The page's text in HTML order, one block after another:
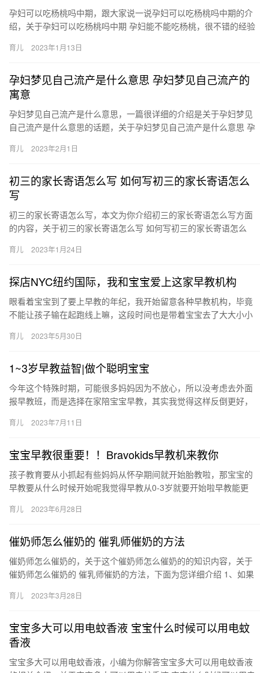
孕妇可以吃杨桃吗中期，跟大家说一说孕妇可以吃杨桃吗中期的介
绍，关于孕妇可以吃杨桃吗中期 孕妇能不能吃杨桃，很不错的经验
孕…
育儿 2023年1月13日
孕妇梦见自己流产是什么意思 孕妇梦见自己流产的
寓意
孕妇梦见自己流产是什么意思，一篇很详细的介绍是关于孕妇梦见
自己流产是什么意思的话题，关于孕妇梦见自己流产是什么意思 孕
流…
育儿 2023年2月1日
初三的家长寄语怎么写 如何写初三的家长寄语怎么
写
初三的家长寄语怎么写，本文为你介绍初三的家长寄语怎么写方面
的内容，关于初三的家长寄语怎么写 如何写初三的家长寄语怎么
三…
育儿 2023年1月24日
探店NYC纽约国际，我和宝宝爱上这家早教机构
眼看着宝宝到了要上早教的年纪，我开始留意各种早教机构，毕竟
不能让孩子输在起跑线上嘛，这段时间也是带着宝宝去了大大小小
的…
育儿 2023年5月30日
1~3岁早教益智|做个聪明宝宝
今年这个特殊时期，可能很多妈妈因为不放心，所以没考虑去外面
报早教班，而是选择在家陪宝宝早教，其实我觉得这样反倒更好，
多妈…
育儿 2023年7月11日
宝宝早教很重要！！Bravokids早教机来教你
孩子教育要从小抓起有些妈妈从怀孕期间就开始胎教啦，那宝宝的
早教要从什么时候开始呢我觉得早教从0-3岁就要开始啦早教能更
妈…
育儿 2023年6月28日
催奶师怎么催奶的 催乳师催奶的方法
催奶师怎么催奶的，关于这个催奶师怎么催奶的的知识内容，关于
催奶师怎么催奶的 催乳师催奶的方法，下面为您详细介绍 1、如果
师…
育儿 2023年3月28日
宝宝多大可以用电蚊香液 宝宝什么时候可以用电蚊
香液
宝宝多大可以用电蚊香液，小编为你解答宝宝多大可以用电蚊香液